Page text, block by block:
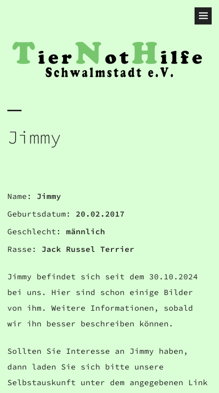
Jimmy
Name:
Jimmy
Geburtsdatum: 20.02.2017
Geschlecht: männlich
Rasse: Jack Russel Terrier
Jimmy befindet sich seit dem 30.10.2024
bei uns. Hier sind schon einige Bilder
von ihm. Weitere Informationen, sobald
wir ihn besser beschreiben können.
Sollten Sie Interesse an Jimmy haben,
dann laden Sie sich bitte unsere
Selbstauskunft unter dem angegebenen Link